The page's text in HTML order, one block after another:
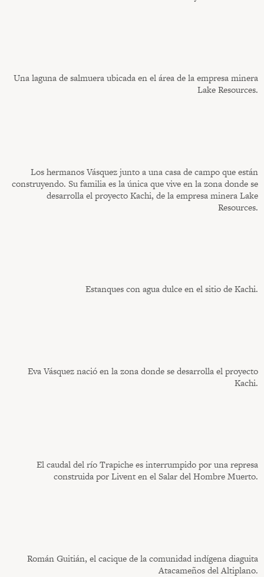
Una laguna de salmuera ubicada en el área de la empresa minera
Lake Resources.
Los hermanos Vásquez junto a una casa de campo que están
construyendo. Su familia es la única que vive en la zona donde se
desarrolla el proyecto Kachi, de la empresa minera Lake
Resources.
Estanques con agua dulce en el sitio de Kachi.
Eva Vásquez nació en la zona donde se desarrolla el proyecto
Kachi.
El caudal del río Trapiche es interrumpido por una represa
construida por Livent en el Salar del Hombre Muerto.
Román Guitián, el cacique de la comunidad indígena diaguita
Atacameños del Altiplano.